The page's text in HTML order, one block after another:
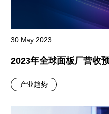
30 May 2023
2023年全球面板厂营收
产业趋势